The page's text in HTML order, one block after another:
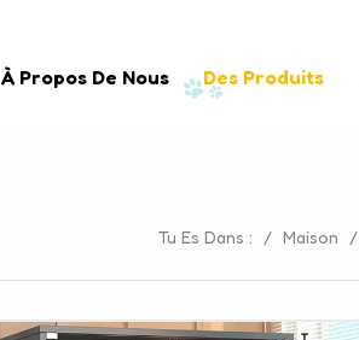
À Propos De Nous Des Produits
Tu Es Dans : / Maison /